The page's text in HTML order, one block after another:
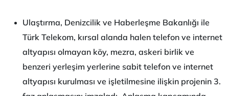
Ulaştırma, Denizcilik ve Haberleşme Bakanlığı ile
Türk Telekom, kırsal alanda halen telefon ve internet
altyapısı olmayan köy, mezra, askeri birlik ve
benzeri yerleşim yerlerine sabit telefon ve internet
altyapısı kurulması ve işletilmesine ilişkin projenin 3.